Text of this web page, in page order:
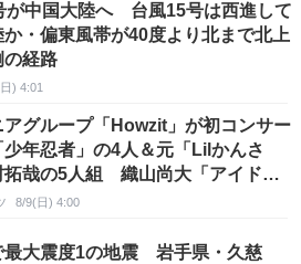
が中国大陸へ 台風15号は西進して
・偏東風帯が40度より北まで北上
の経路
) 4:01
アグループ「Howzit」が初コンサー
年忍者」の4人＆元「Lilかんさ
拓哉の5人組 織山尚大「アイドル
よかった」
8/9(日) 4:00
最大震度1の地震 岩手県・久慈